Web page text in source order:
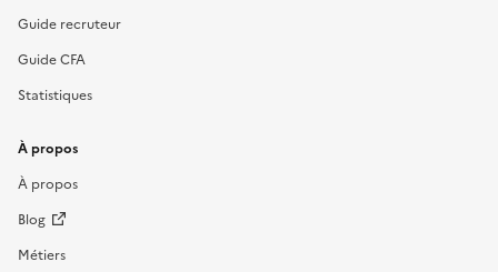
Guide recruteur
Guide CFA
Statistiques
À propos
À propos
Blog
Métiers